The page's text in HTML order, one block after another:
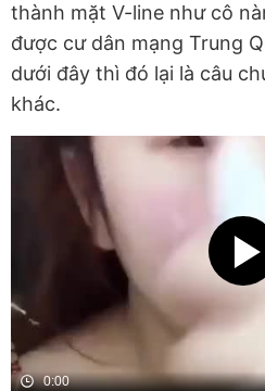
thành mặt V-line như cô
được cư dân mạng Trung
dưới đây thì đó lại là câu
khác.
0:00